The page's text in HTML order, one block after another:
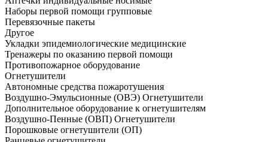
Наборы первой помощи групповые
Перевязочные пакеты
Другое
Укладки эпидемиологические медицинские
Тренажеры по оказанию первой помощи
Противопожарное оборудование
Огнетушители
Автономные средства пожаротушения
Воздушно-Эмульсионные (ОВЭ) Огнетушители
Дополнительное оборудование к огнетушителям
Воздушно-Пенные (ОВП) Огнетушители
Порошковые огнетушители (ОП)